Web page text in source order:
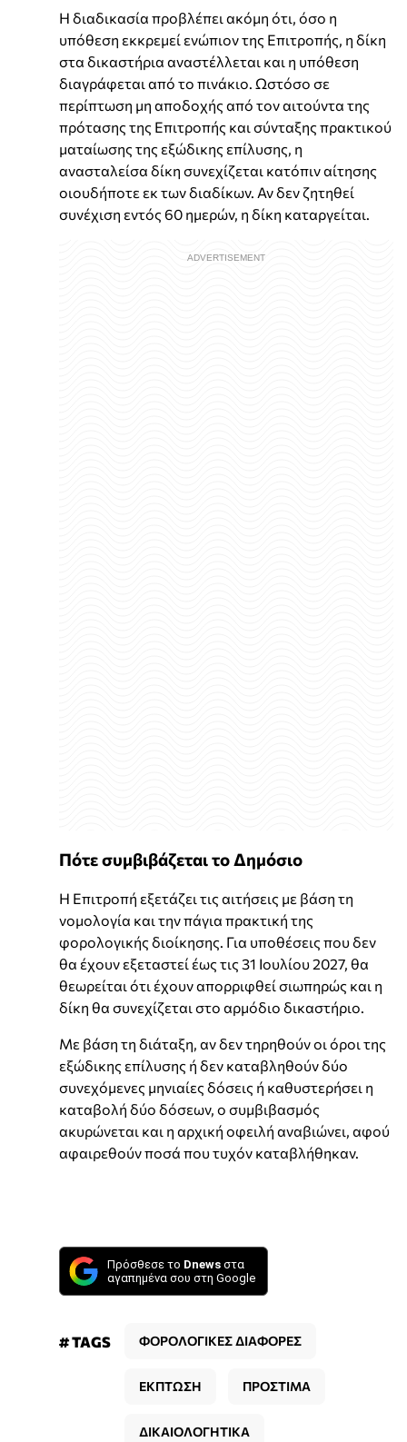
Η διαδικασία προβλέπει ακόμη ότι, όσο η
υπόθεση εκκρεμεί ενώπιον της Επιτροπής, η δίκη
στα δικαστήρια αναστέλλεται και η υπόθεση
διαγράφεται από το πινάκιο. Ωστόσο σε
περίπτωση μη αποδοχής από τον αιτούντα της
πρότασης της Επιτροπής και σύνταξης πρακτικού
ματαίωσης της εξώδικης επίλυσης, η
ανασταλείσα δίκη συνεχίζεται κατόπιν αίτησης
οιουδήποτε εκ των διαδίκων. Αν δεν ζητηθεί
συνέχιση εντός 60 ημερών, η δίκη καταργείται.
Πότε συμβιβάζεται το Δημόσιο
Η Επιτροπή εξετάζει τις αιτήσεις με βάση τη
νομολογία και την πάγια πρακτική της
φορολογικής διοίκησης. Για υποθέσεις που δεν
θα έχουν εξεταστεί έως τις 31 Ιουλίου 2027, θα
θεωρείται ότι έχουν απορριφθεί σιωπηρώς και η
δίκη θα συνεχίζεται στο αρμόδιο δικαστήριο.
Με βάση τη διάταξη, αν δεν τηρηθούν οι όροι της
εξώδικης επίλυσης ή δεν καταβληθούν δύο
συνεχόμενες μηνιαίες δόσεις ή καθυστερήσει η
καταβολή δύο δόσεων, ο συμβιβασμός
ακυρώνεται και η αρχική οφειλή αναβιώνει, αφού
αφαιρεθούν ποσά που τυχόν καταβλήθηκαν.
Πρόσθεσε το Dnews στα
αγαπημένα σου στη Google
# TAGS ΦΟΡΟΛΟΓΙΚΕΣ ΔΙΑΦΟΡΕΣ
ΕΚΠΤΩΣΗ ΠΡΟΣΤΙΜΑ
ΔΙΚΑΙΟΛΟΓΗΤΙΚΑ